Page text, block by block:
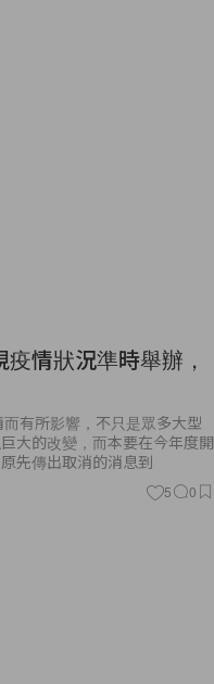
情狀況準時舉辦，
有所影響，不只是眾多大型
大的改變，而本要在今年度開
先傳出取消的消息到
5 0